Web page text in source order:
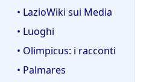
• LazioWiki sui Media
• Luoghi
• Olimpicus: i racconti
• Palmares